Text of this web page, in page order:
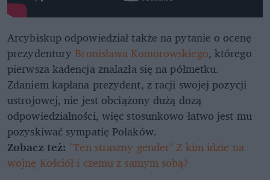
Arcybiskup odpowiedział także na pytanie o ocenę
prezydenturyBronisława Komorowskiego, którego
pierwsza kadencja znalazła się na półmetku.
Zdaniem kapłana prezydent, z racji swojej pozycji
ustrojowej, nie jest obciążony dużą dozą
odpowiedzialności, więc stosunkowo łatwo jest mu
pozyskiwać sympatię Polaków.
Zobacz też: "Ten straszny gender" Z kim idzie na
wojnę Kościół i czemu z samym sobą?